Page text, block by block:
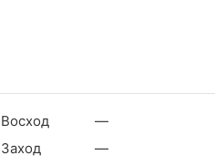
Восход
—
Заход
—